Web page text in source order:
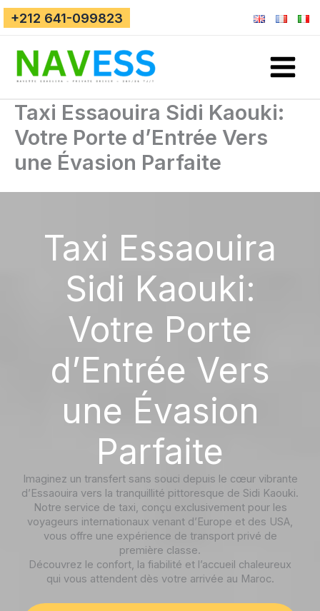
Aller
au
contenu
+212 641-099823
Taxi Essaouira Sidi Kaouki:
Votre Porte d’Entrée Vers
une Évasion Parfaite
Taxi Essaouira
Sidi Kaouki:
Votre Porte
d’Entrée Vers
une Évasion
Parfaite
Imaginez un transfert sans souci depuis le cœur vibrante
d’Essaouira vers la tranquillité pittoresque de Sidi Kaouki.
Notre service de taxi, conçu exclusivement pour les
voyageurs internationaux venant d’Europe et des USA,
vous offre une expérience de transport privé de
première classe.
Découvrez le confort, la fiabilité et l’accueil chaleureux
qui vous attendent dès votre arrivée au Maroc.